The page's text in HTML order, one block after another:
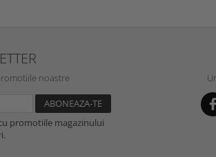
noastre
promotiile magazinului